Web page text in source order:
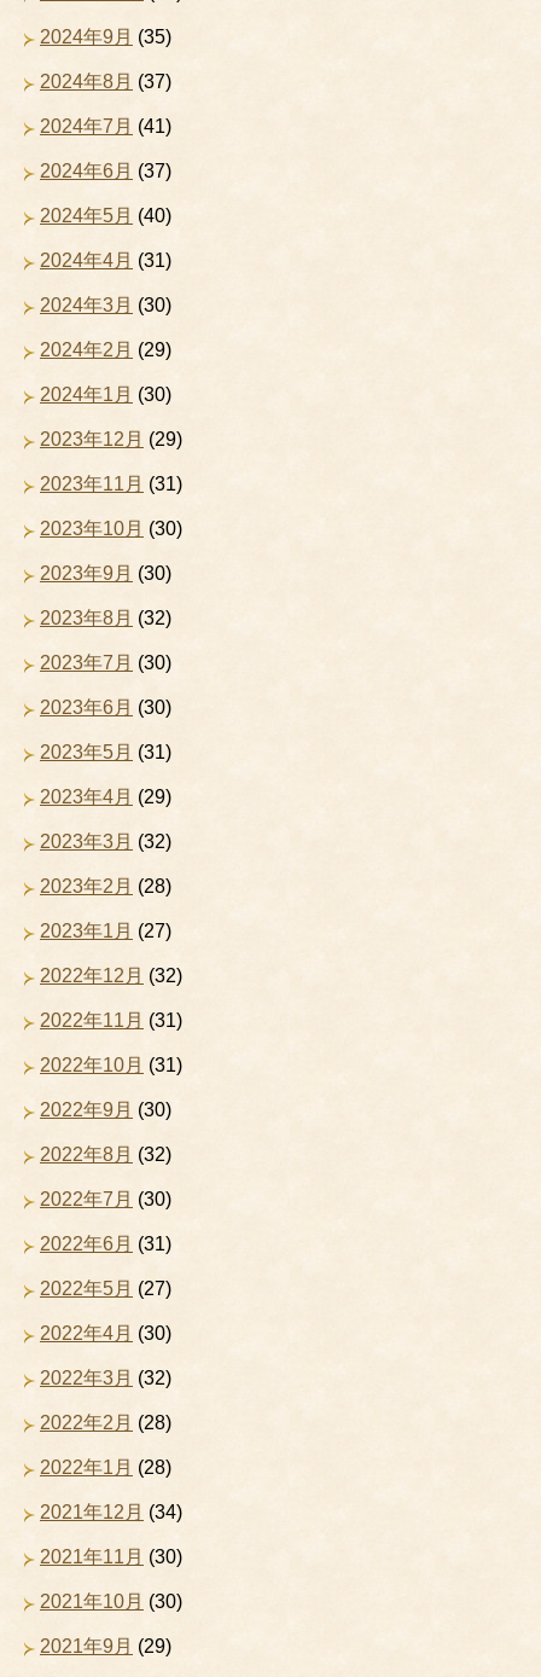
2024年9月 (35)
2024年8月 (37)
2024年7月 (41)
2024年6月 (37)
2024年5月 (40)
2024年4月 (31)
2024年3月 (30)
2024年2月 (29)
2024年1月 (30)
2023年12月 (29)
2023年11月 (31)
2023年10月 (30)
2023年9月 (30)
2023年8月 (32)
2023年7月 (30)
2023年6月 (30)
2023年5月 (31)
2023年4月 (29)
2023年3月 (32)
2023年2月 (28)
2023年1月 (27)
2022年12月 (32)
2022年11月 (31)
2022年10月 (31)
2022年9月 (30)
2022年8月 (32)
2022年7月 (30)
2022年6月 (31)
2022年5月 (27)
2022年4月 (30)
2022年3月 (32)
2022年2月 (28)
2022年1月 (28)
2021年12月 (34)
2021年11月 (30)
2021年10月 (30)
2021年9月 (29)